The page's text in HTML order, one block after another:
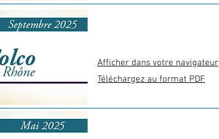
Afficher dans votre navigateur
Téléchargez au format PDF